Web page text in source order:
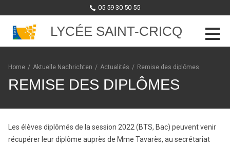
05 59 30 50 55
LYCÉE SAINT-CRICQ
Skip to content
Home / Aktuelle Nachrichten / Actualités / Remise des diplômes
REMISE DES DIPLÔMES
Les élèves diplômés de la session 2022 (BTS, Bac) peuvent venir
récupérer leur diplôme auprès de Mme Tavarès, au secrétariat